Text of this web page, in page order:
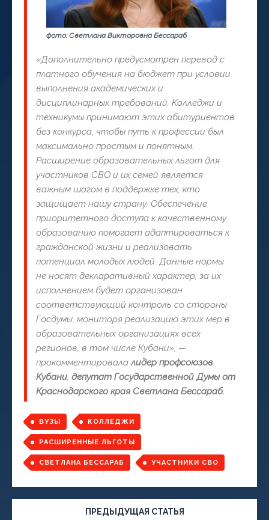
фото: Светлана Викторовна Бессараб
«Дополнительно предусмотрен перевод с
платного обучения на бюджет при условии
выполнения академических и
дисциплинарных требований. Колледжи и
техникумы принимают этих абитуриентов
без конкурса, чтобы путь к профессии был
максимально простым и понятным.
Расширение образовательных льгот для
участников СВО и их семей является
важным шагом в поддержке тех, кто
защищает нашу страну. Обеспечение
приоритетного доступа к качественному
образованию помогает адаптироваться к
гражданской жизни и реализовать
потенциал молодых людей. Данные нормы
не носят декларативный характер, за их
исполнением будет организован
соответствующий контроль со стороны
Госдумы, мониторя реализацию этих мер в
образовательных организациях всех
регионов, в том числе Кубани», —
прокомментировала лидер профсоюзов
Кубани, депутат Государственной Думы от
Краснодарского края Светлана Бессараб.
ВУЗЫ КОЛЛЕДЖИ
РАСШИРЕННЫЕ ЛЬГОТЫ
СВЕТЛАНА БЕССАРАБ УЧАСТНИКИ СВО
ПРЕДЫДУЩАЯ СТАТЬЯ